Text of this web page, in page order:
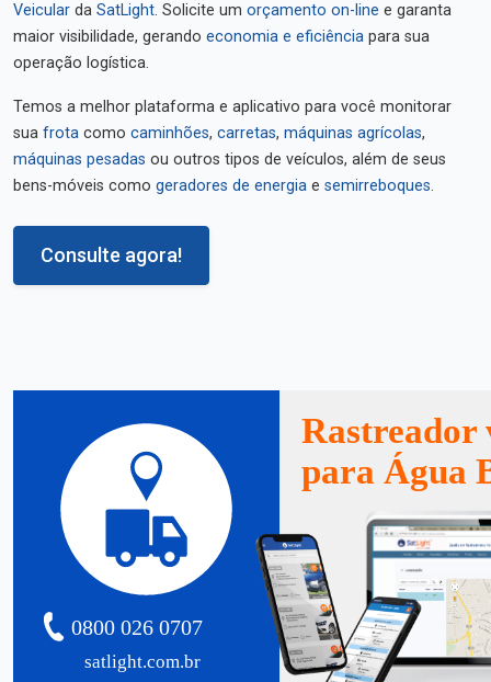
Veicular da SatLight. Solicite um orçamento on-line e garanta
maior visibilidade, gerando economia e eficiência para sua
operação logística.
Temos a melhor plataforma e aplicativo para você monitorar
sua frota como caminhões, carretas, máquinas agrícolas,
máquinas pesadas ou outros tipos de veículos, além de seus
bens-móveis como geradores de energia e semirreboques.
Consulte agora!
satlight.com.br
0800 026 0707
Rastreador
para Água